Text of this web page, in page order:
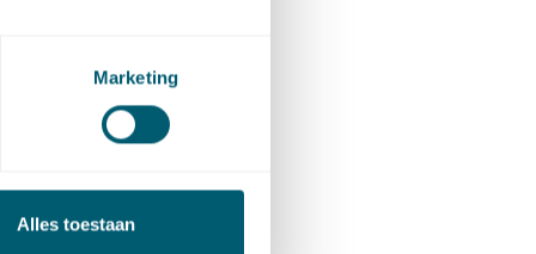
Marketing
Alles toestaan
van